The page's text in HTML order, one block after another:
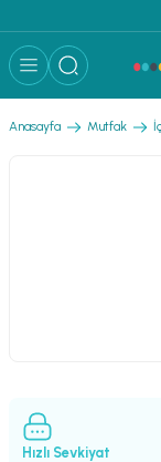
Anasayfa Mutfak
Hızlı Sevkiyat